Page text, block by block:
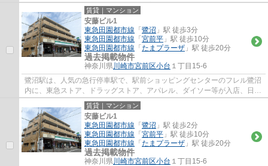
のお買い物に便利で、周辺には、飲食店街...
賃貸｜マンション
安藤ビル1
東急田園都市線 「 鷺沼 」駅 徒歩3分
東急田園都市線 「 宮前平 」駅 徒歩10分
東急田園都市線 「 たまプラーザ 」駅 徒歩20分
過去掲載物件
神奈川県川崎市宮前区小台 １丁目15-6
鷺沼駅は、人気の急行停車駅で、駅前ショッピングセンターのフレル鷺沼
内に、東急ストア、ドラッグストア、アパレル、ダイソー等が入店、日常
のお買い物に便利で、周辺には、飲食店街...
賃貸｜マンション
安藤ビル1
東急田園都市線 「 鷺沼 」駅 徒歩2分
東急田園都市線 「 宮前平 」駅 徒歩10分
東急田園都市線 「 たまプラーザ 」駅 徒歩20分
過去掲載物件
神奈川県川崎市宮前区小台 １丁目15-6